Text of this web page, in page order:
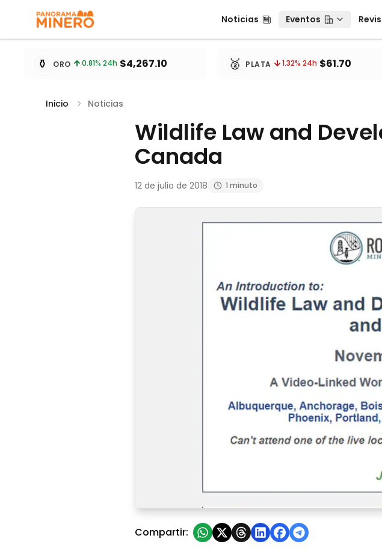
Noticias
Noticias Eventos
Eventos
Cotizaciones de metales actualizadas cada 15 minutos
⚱️ ORO 0.81% 24h $4,267.10 🥈 PLATA 1.32% 24h $61.70
Inicio Noticias
Wildlife Law and
Canada
12 de julio de 2018 1 minuto
Wildlife Law and Development in the U.S. and
Compartir: